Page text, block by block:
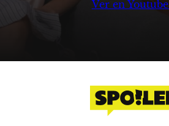
Ver en Youtube